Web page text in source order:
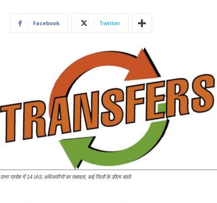
Facebook Twitter
उत्तर प्रदेश में 14 IAS अधिकारियों का तबादला, कई जिलों के डीएम बदले